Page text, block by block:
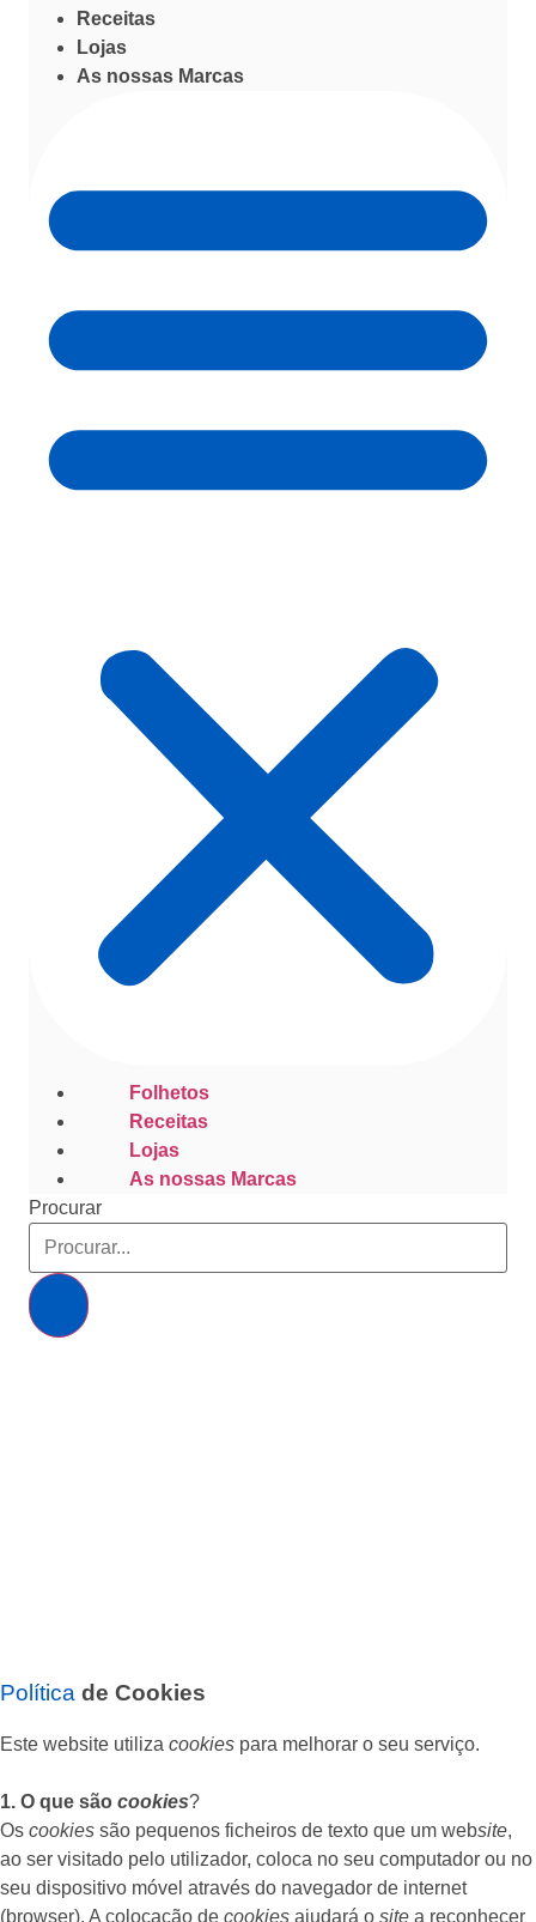
Receitas
Lojas
As nossas Marcas
Folhetos
Receitas
Lojas
As nossas Marcas
Procurar
Política de Cookies
Este website utiliza cookies para melhorar o seu serviço.
1. O que são cookies?
Os cookies são pequenos ficheiros de texto que um website,
ao ser visitado pelo utilizador, coloca no seu computador ou no
seu dispositivo móvel através do navegador de internet
(browser). A colocação de cookies ajudará o site a reconhecer